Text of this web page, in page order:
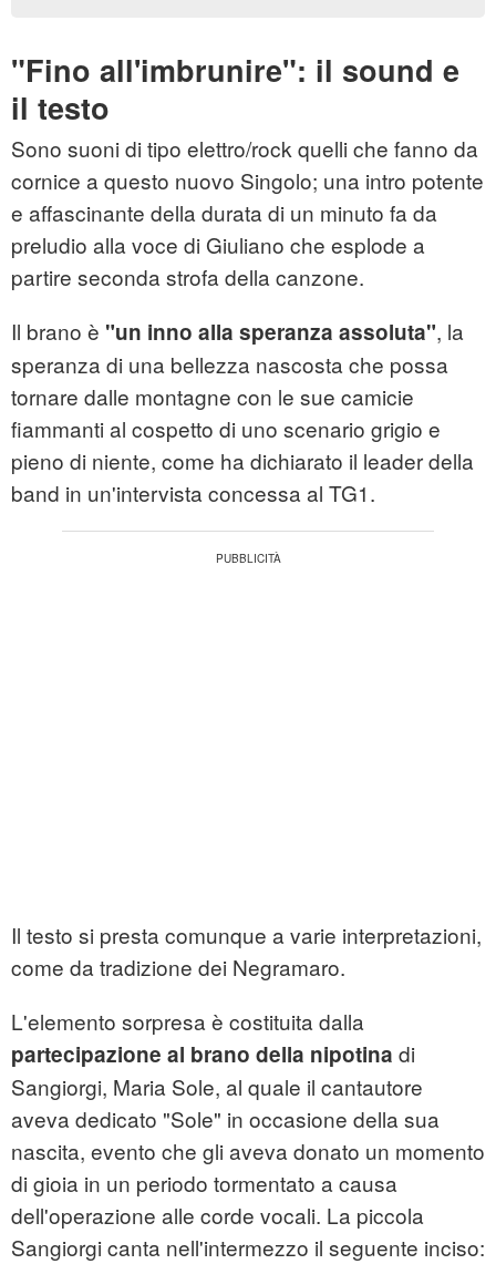
"Fino all'imbrunire": il sound e
il testo
Sono suoni di tipo elettro/rock quelli che fanno da
cornice a questo nuovo Singolo; una intro potente
e affascinante della durata di un minuto fa da
preludio alla voce di Giuliano che esplode a
partire seconda strofa della canzone.
Il brano è "un inno alla speranza assoluta", la
speranza di una bellezza nascosta che possa
tornare dalle montagne con le sue camicie
fiammanti al cospetto di uno scenario grigio e
pieno di niente, come ha dichiarato il leader della
band in un'intervista concessa al TG1.
Il testo si presta comunque a varie interpretazioni,
come da tradizione dei Negramaro.
L'elemento sorpresa è costituita dalla
partecipazione al brano della nipotina di
Sangiorgi, Maria Sole, al quale il cantautore
aveva dedicato "Sole" in occasione della sua
nascita, evento che gli aveva donato un momento
di gioia in un periodo tormentato a causa
dell'operazione alle corde vocali. La piccola
Sangiorgi canta nell'intermezzo il seguente inciso: